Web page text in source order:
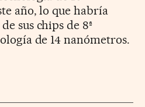
año, lo que habría
sus chips de 8ª
de 14 nanómetros.